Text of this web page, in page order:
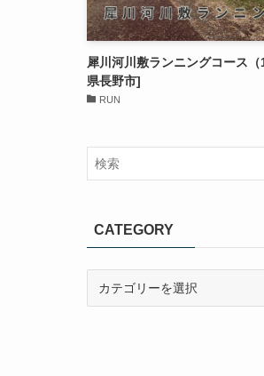
犀川河川敷ランニングコース
県長野市]
RUN
CATEGORY